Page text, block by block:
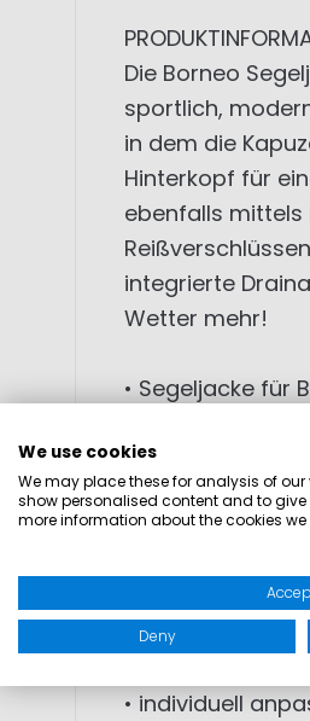
Die Borneo
sportlich,
in dem die
Hinterkopf für
ebenfalls mittels
integrierte
Wetter mehr!
• Segeljacke für
• wasserdicht
• atmungsaktiv
• winddicht
• hochwertige
• individuell
• individuell
We use cookies
We may place these for analysis of
show personalised content and to give
more information about the cookies we
Deny